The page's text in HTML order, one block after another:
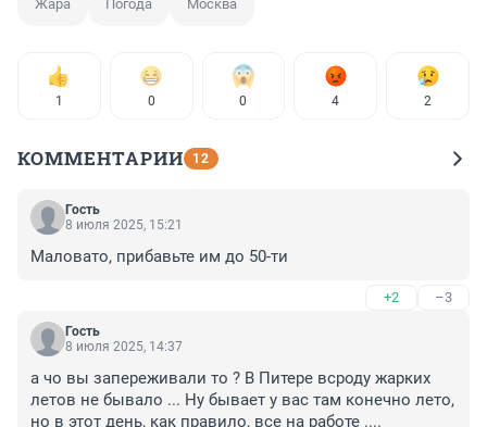
Жара Погода Москва
1 0 0 4 2
КОММЕНТАРИИ 12
Гость
8 июля 2025, 15:21
Маловато, прибавьте им до 50-ти
+2 –3
Гость
8 июля 2025, 14:37
а чо вы запереживали то ? В Питере всроду жарких
летов не бывало ... Ну бывает у вас там конечно лето,
но в этот день, как правило, все на работе ....